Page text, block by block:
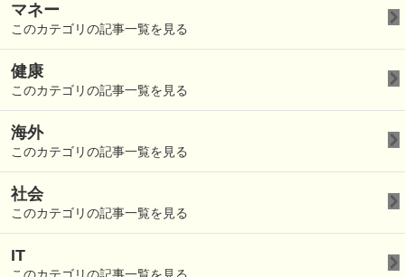
マネー
このカテゴリの記事一覧を見る
健康
このカテゴリの記事一覧を見る
海外
このカテゴリの記事一覧を見る
社会
このカテゴリの記事一覧を見る
IT